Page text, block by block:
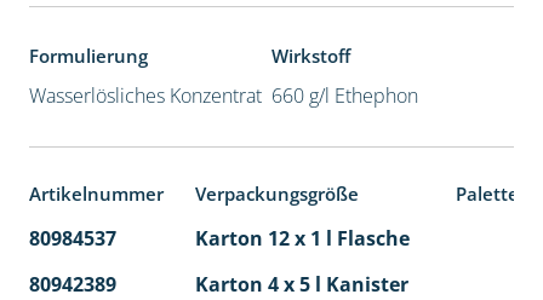
Formulierung
Wasserlösliches Konzentrat
Wirkstoff
660 g/l Ethephon
Artikelnummer Verpackungsgröße
80984537 Karton 12 x 1 l Flasche
80942389
Karton 4 x 5 l Kanister